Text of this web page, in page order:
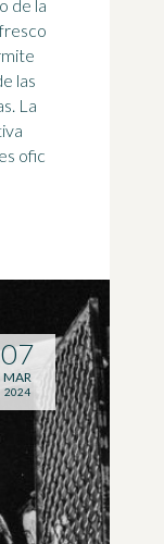
las
La
ofic
07
MAR
2024